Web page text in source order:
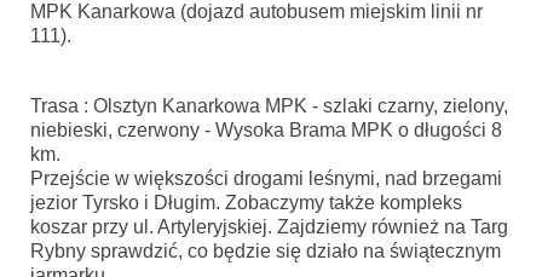
MPK Kanarkowa (dojazd autobusem miejskim linii nr
111).
Trasa : Olsztyn Kanarkowa MPK - szlaki czarny, zielony,
niebieski, czerwony - Wysoka Brama MPK o długości 8
km.
Przejście w większości drogami leśnymi, nad brzegami
jezior Tyrsko i Długim. Zobaczymy także kompleks
koszar przy ul. Artyleryjskiej. Zajdziemy również na Targ
Rybny sprawdzić, co będzie się działo na świątecznym